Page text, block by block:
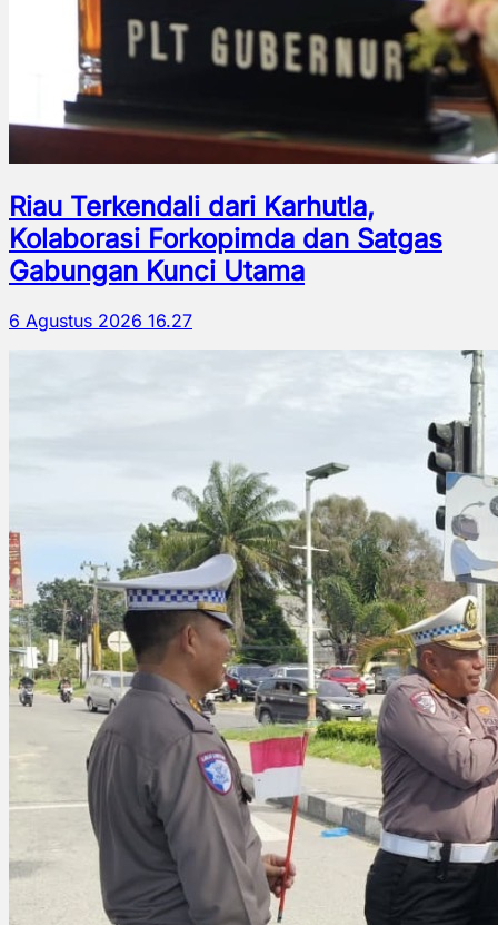
Riau Terkendali dari Karhutla,
Kolaborasi Forkopimda dan Satgas
Gabungan Kunci Utama
6 Agustus 2026 16.27